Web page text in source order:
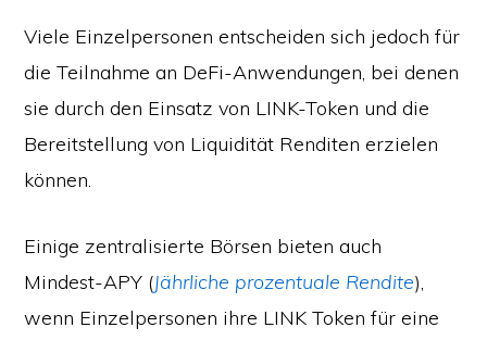
Viele Einzelpersonen entscheiden sich jedoch für
die Teilnahme an DeFi-Anwendungen, bei denen
sie durch den Einsatz von LINK-Token und die
Bereitstellung von Liquidität Renditen erzielen
können.
Einige zentralisierte Börsen bieten auch
Mindest-APY (Jährliche prozentuale Rendite),
wenn Einzelpersonen ihre LINK Token für eine